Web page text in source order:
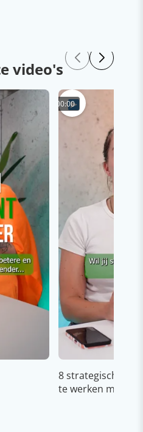
video's
00:00
8 strategische
te werken met